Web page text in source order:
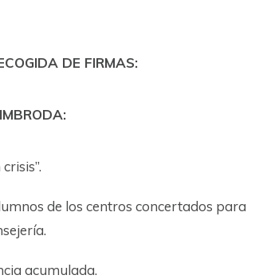
DE FIRMAS:
de los centros concertados para
acumulada.